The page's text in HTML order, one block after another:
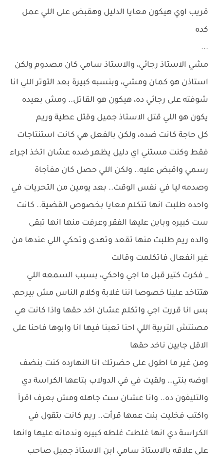
قريب اوي هيكون معايا الدليل وهقبض على اللي عمل
كده
...
مشي الاستاذ رجائي، والاستاذ سامي كان مصدوم ولكن
استاذن هو كمان ومشي، وبنسبه كبيرة بعد التوتر اللي انا
شوفته على رجائي ده، هيكون هو القاتل.. ومش بعيده
يكون هو اللي قتل الاستاذ جميل وقتل عطية وريم
كل حاجة كانت ضده، ولكن بالفعل هي كانت استنتاجات
فقط وكنت مستني اي دليل يظهر ضده عشان اتخذ اجراء
رسمي واقبض عليه.. ولكن اللي حصل كان مفأجاة
وصدمه ليا في نفس الوقت.. بعد يومين من التحريات في
واحده طلبت انها تتكلم معايا بخصوص القضية.. كانت
ست كبيره وباين عليها الفقر وعرفت منها انها تبقى
والده ريم طلبت منها تقعد وتهدى وتحكي اللي عندها من
غير انفعال فاتكلمت وقالت
_ فكرت كتير قبل ما اجي واحكي، بسبب السمعه اللي
هتتاخد علينا خصوصا اننا غلابة وكلام الناس مش بيرحم،
بس انا قررت اجي واتكلم عشان اخد حقها واذا كانت هي
مصنتش التربية اللي احنا تعبنا فيها انا وابوها فاحنا على
الاقل جايين ناخد حقها
ومن غير ما اطول على حضرتك انا النهارده كنت بنضف
اوضه بنتي.. ولقيت في في الدولاب بتاعها الكراسة دي
والتليفون ده.. وانا عشان ست جاهله ومش بعرف اقرأ
واكتب فخليت بنت عمها قرأت.. ريم كانت بتقول في
الكراسة دي انها غلطت غلطه كبيره وندمانه عليها وانها
على علاقه بالاستاذ سامي ابن الاستاذ جميل صاحب